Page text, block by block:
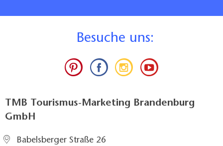
Besuche uns:
TMB Tourismus-Marketing Brandenburg
GmbH
Babelsberger Straße 26